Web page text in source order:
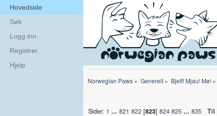
Hovedside
Søk
Logg inn
Registrer
Hjelp
Norwegian Paws » Generelt» Bjeff! Mjau! Mø!»
Sider: 1 ... 821 822[823] 824 825 ... 835 Til